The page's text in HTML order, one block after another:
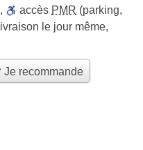
, accès PMR (parking,
livraison le jour même,
Je recommande